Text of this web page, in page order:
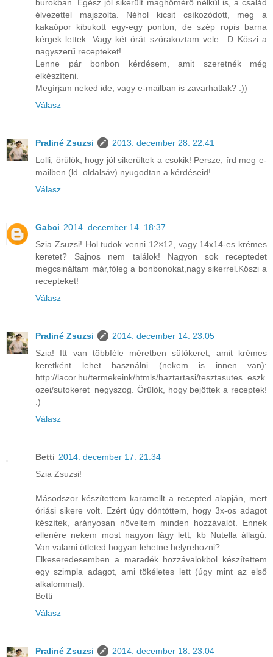
burokban. Egész jól sikerült maghőmérő nélkül is, a család
élvezettel majszolta. Néhol kicsit csíkozódott, meg a
kakaópor kibukott egy-egy ponton, de szép ropis barna
kérgek lettek. Vagy két órát szórakoztam vele. :D Köszi a
nagyszerű recepteket!
Lenne pár bonbon kérdésem, amit szeretnék még
elkészíteni.
Megírjam neked ide, vagy e-mailban is zavarhatlak? :))
Válasz
Praliné Zsuzsi
2013. december 28. 22:41
Lolli, örülök, hogy jól sikerültek a csokik! Persze, írd meg e-
mailben (ld. oldalsáv) nyugodtan a kérdéseid!
Válasz
Gabci 2014. december 14. 18:37
Szia Zsuzsi! Hol tudok venni 12×12, vagy 14x14-es krémes
keretet? Sajnos nem találok! Nagyon sok receptedet
megcsináltam már,főleg a bonbonokat,nagy sikerrel.Köszi a
recepteket!
Válasz
Praliné Zsuzsi
2014. december 14. 23:05
Szia! Itt van többféle méretben sütőkeret, amit krémes
keretként lehet használni (nekem is innen van):
http://lacor.hu/termekeink/htmls/haztartasi/tesztasutes_eszk
ozei/sutokeret_negyszog. Örülök, hogy bejöttek a receptek!
:)
Válasz
Betti 2014. december 17. 21:34
Szia Zsuzsi!
Másodszor készítettem karamellt a recepted alapján, mert
óriási sikere volt. Ezért úgy döntöttem, hogy 3x-os adagot
készítek, arányosan növeltem minden hozzávalót. Ennek
ellenére nekem most nagyon lágy lett, kb Nutella állagú.
Van valami ötleted hogyan lehetne helyrehozni?
Elkeseredesemben a maradék hozzávalokbol készítettem
egy szimpla adagot, ami tökéletes lett (úgy mint az első
alkalommal).
Betti
Válasz
Praliné Zsuzsi
2014. december 18. 23:04